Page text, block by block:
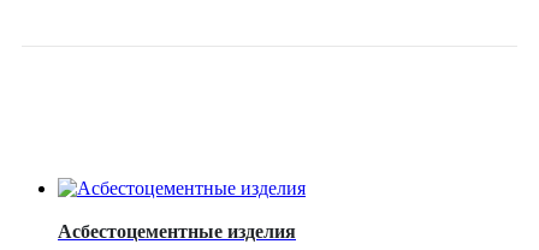
Асбестоцементные изделия